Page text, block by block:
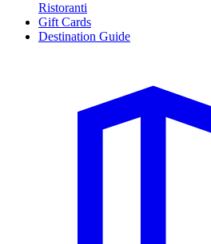
Ristoranti
Gift Cards
Destination Guide